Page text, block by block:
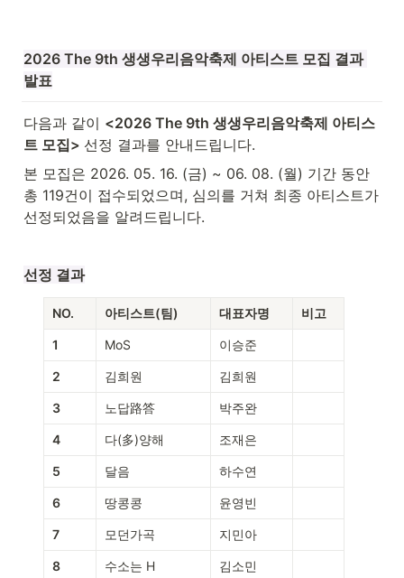
2026 The 9th 생생우리음악축제 아티스트 모집 결과
발표
다음과 같이 <2026 The 9th 생생우리음악축제 아티스
트 모집> 선정 결과를 안내드립니다.
본 모집은 2026. 05. 16. (금) ~ 06. 08. (월) 기간 동안
총 119건이 접수되었으며, 심의를 거쳐 최종 아티스트가
선정되었음을 알려드립니다.
선정 결과
NO. 아티스트(팀) 대표자명 비고
1 MoS 이승준
2 김희원 김희원
3 노답路答 박주완
4 다(多)양해 조재은
5 달음 하수연
6 땅콩콩 윤영빈
7 모던가곡 지민아
8 수소는 H 김소민